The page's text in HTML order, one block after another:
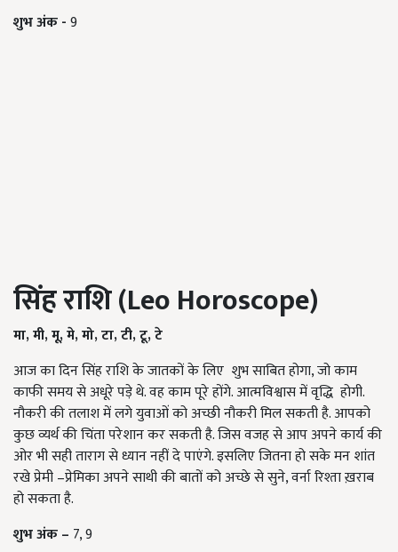
शुभ अंक -9
सिंह राशि (Leo Horoscope)
मा,मी,मू,मे,मो,टा,टी,टू,टे
आज का दिन सिंह राशि के जातकों के लिए शुभ साबित होगा, जो काम
काफी समय से अधूरे पड़े थे. वह काम पूरे होंगे. आत्मविश्वास में वृद्धि होगी.
नौकरी की तलाश में लगे युवाओं को अच्छी नौकरी मिल सकती है. आपको
कुछ व्यर्थ की चिंता परेशान कर सकती है. जिस वजह से आप अपने कार्य की
ओर भी सही ताराग से ध्यान नहीं दे पाएंगे. इसलिए जितना हो सके मन शांत
रखे प्रेमी –प्रेमिका अपने साथी की बातों को अच्छे से सुने, वर्ना रिश्ता ख़राब
हो सकता है.
शुभ अंक– 7, 9